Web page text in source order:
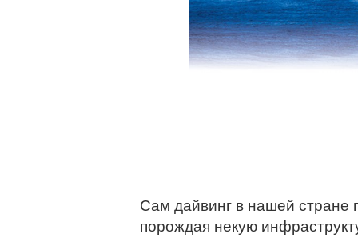
Сам дайвинг в нашей стране
порождая некую